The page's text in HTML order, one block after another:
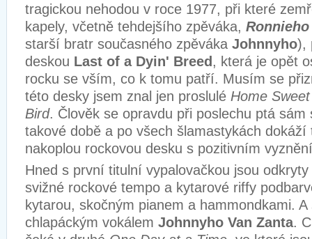
tragickou nehodou v roce 1977, při které
kapely, včetně tehdejšího zpěváka, Ronnieho
starší bratr současného zpěváka Johnnyho),
deskou Last of a Dyin' Breed , která je opět
rocku se vším, co k tomu patří. Musím se
této desky jsem znal jen proslulé Home
Bird. Člověk se opravdu při poslechu ptá
takové době a po všech šlamastykách dokáží
nakoplou rockovou desku s pozitivním
Hned s první titulní vypalovačkou jsou
svižné rockové tempo a kytarové riffy
kytarou, skočným pianem a hammondkami.
chlapáckým vokálem Johnnyho Van Zanta.